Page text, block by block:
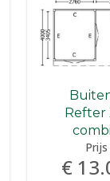
Refter
€